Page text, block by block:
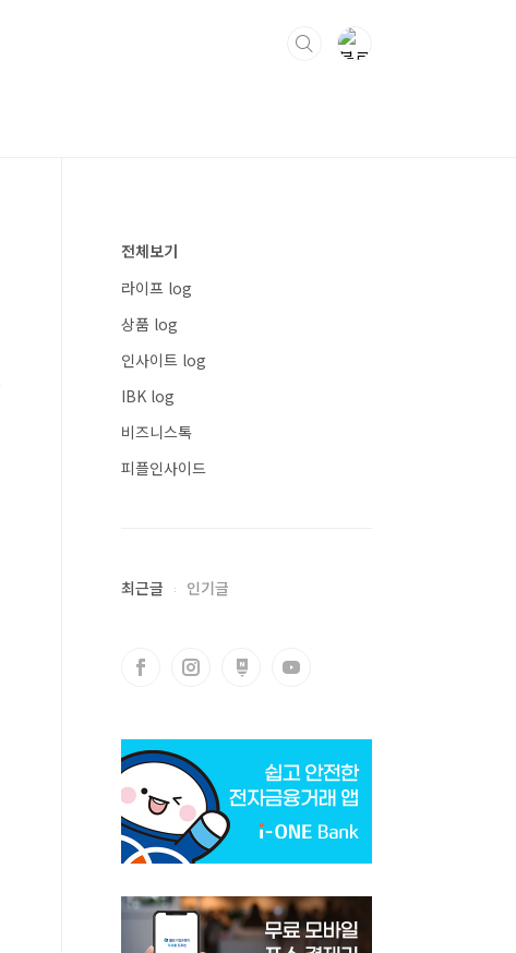
전체보기
라이프 log
상품 log
인사이트 log
IBK log
비즈니스톡
피플인사이드
최근글 인기글